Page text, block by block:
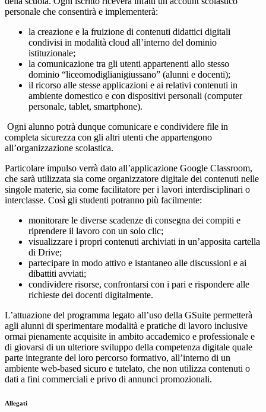
personale che consentirà e implementerà:
la creazione e la fruizione di contenuti didattici digitali
condivisi in modalità cloud all’interno del dominio
istituzionale;
la comunicazione tra gli utenti appartenenti allo stesso
dominio “liceomodiglianigiussano” (alunni e docenti);
il ricorso alle stesse applicazioni e ai relativi contenuti in
ambiente domestico e con dispositivi personali (computer
personale, tablet, smartphone).
Ogni alunno potrà dunque comunicare e condividere file in
completa sicurezza con gli altri utenti che appartengono
all’organizzazione scolastica.
Particolare impulso verrà dato all’applicazione Google Classroom,
che sarà utilizzata sia come organizzatore digitale dei contenuti nelle
singole materie, sia come facilitatore per i lavori interdisciplinari o
interclasse. Così gli studenti potranno più facilmente:
monitorare le diverse scadenze di consegna dei compiti e
riprendere il lavoro con un solo clic;
visualizzare i propri contenuti archiviati in un’apposita cartella
di Drive;
partecipare in modo attivo e istantaneo alle discussioni e ai
dibattiti avviati;
condividere risorse, confrontarsi con i pari e rispondere alle
richieste dei docenti digitalmente.
L’attuazione del programma legato all’uso della GSuite permetterà
agli alunni di sperimentare modalità e pratiche di lavoro inclusive
ormai pienamente acquisite in ambito accademico e professionale e
di giovarsi di un ulteriore sviluppo della competenza digitale quale
parte integrante del loro percorso formativo, all’interno di un
ambiente web-based sicuro e tutelato, che non utilizza contenuti o
dati a fini commerciali e privo di annunci promozionali.
Allegati